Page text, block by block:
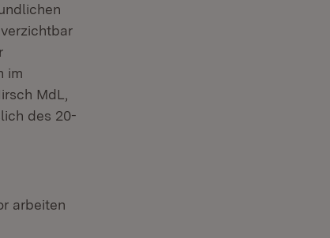
im
MdL,
des 20-
arbeiten